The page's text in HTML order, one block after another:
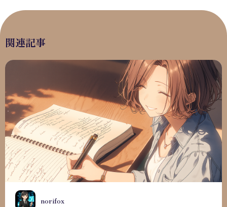
関連記事
N norifox
下書きはAI。仕上げは、私。